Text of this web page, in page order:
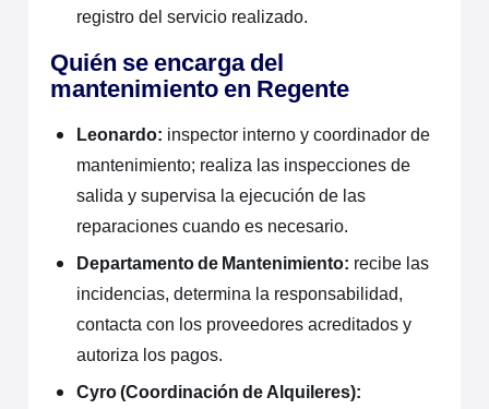
registro del servicio realizado.
Quién se encarga del
mantenimiento en Regente
Leonardo: inspector interno y coordinador de
mantenimiento; realiza las inspecciones de
salida y supervisa la ejecución de las
reparaciones cuando es necesario.
Departamento de Mantenimiento: recibe las
incidencias, determina la responsabilidad,
contacta con los proveedores acreditados y
autoriza los pagos.
Cyro (Coordinación de Alquileres):